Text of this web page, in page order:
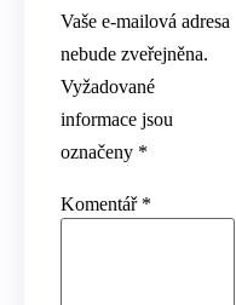
Vaše e-mailová adresa
nebude zveřejněna.
Vyžadované
informace jsou
označeny *
Komentář *